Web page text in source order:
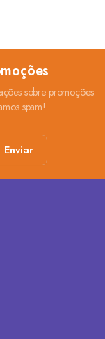
sobre promoções
spam!
Enviar